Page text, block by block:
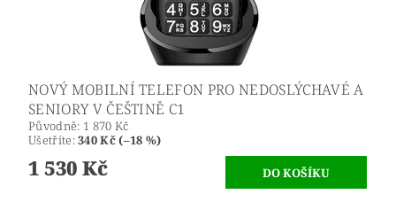
NOVÝ MOBILNÍ TELEFON PRO NEDOSLÝCHAVÉ A
SENIORY V ČEŠTINĚ C1
Původně: 1 870 Kč
Ušetříte:340 Kč (–18 %)
1 530 Kč